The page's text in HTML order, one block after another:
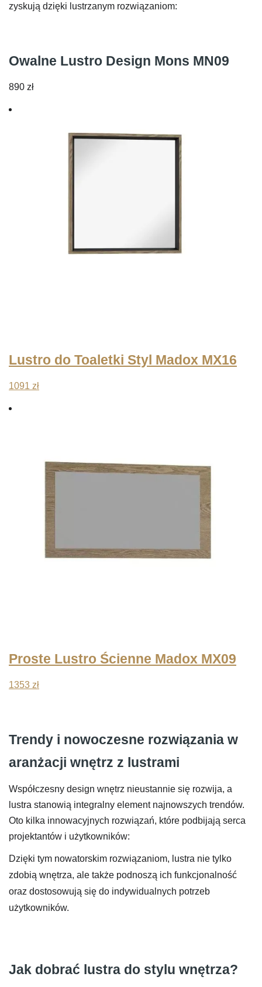
zyskują dzięki lustrzanym rozwiązaniom:
Owalne Lustro Design Mons MN09
890 zł
Lustro do Toaletki Styl Madox MX16
1091 zł
Proste Lustro Ścienne Madox MX09
1353 zł
Trendy i nowoczesne rozwiązania w
aranżacji wnętrz z lustrami
Współczesny design wnętrz nieustannie się rozwija, a
lustra stanowią integralny element najnowszych trendów.
Oto kilka innowacyjnych rozwiązań, które podbijają serca
projektantów i użytkowników:
Dzięki tym nowatorskim rozwiązaniom, lustra nie tylko
zdobią wnętrza, ale także podnoszą ich funkcjonalność
oraz dostosowują się do indywidualnych potrzeb
użytkowników.
Jak dobrać lustra do stylu wnętrza?